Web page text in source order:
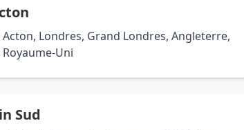
Acton, Londres, Grand Londres, Angleterre,
Royaume-Uni
Sud